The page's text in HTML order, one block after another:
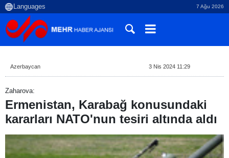
7 Ağu 2026
Azerbaycan 3 Nis 2024 11:29
Zaharova:
Ermenistan, Karabağ konusundaki
kararları NATO'nun tesiri altında aldı